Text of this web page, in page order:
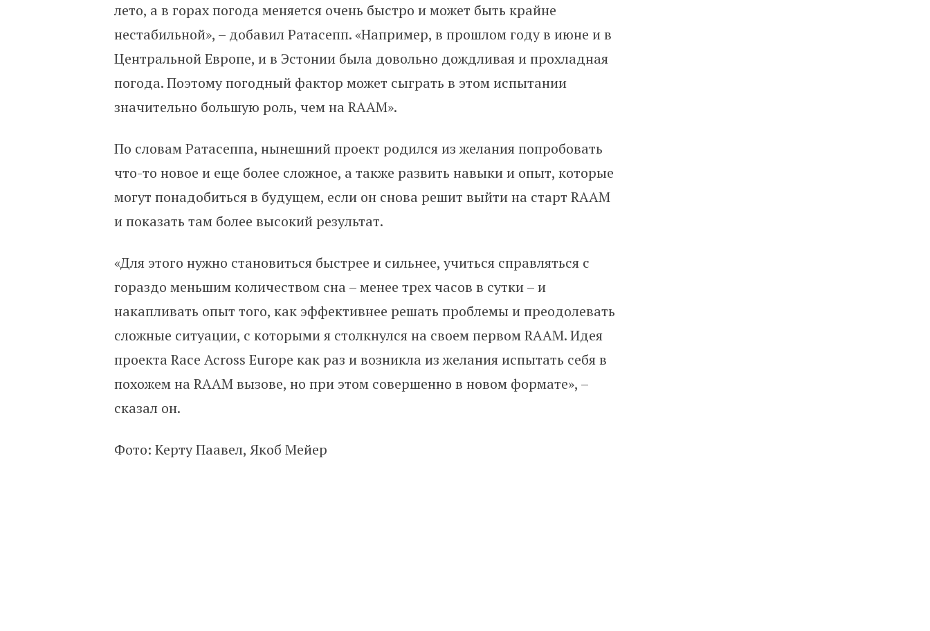
лето, а в горах погода меняется очень быстро и может быть крайне
нестабильной», – добавил Ратасепп. «Например, в прошлом году в июне и в
Центральной Европе, и в Эстонии была довольно дождливая и прохладная
погода. Поэтому погодный фактор может сыграть в этом испытании
значительно большую роль, чем на RAAM».
По словам Ратасеппа, нынешний проект родился из желания попробовать
что-то новое и еще более сложное, а также развить навыки и опыт, которые
могут понадобиться в будущем, если он снова решит выйти на старт RAAM
и показать там более высокий результат.
«Для этого нужно становиться быстрее и сильнее, учиться справляться с
гораздо меньшим количеством сна – менее трех часов в сутки – и
накапливать опыт того, как эффективнее решать проблемы и преодолевать
сложные ситуации, с которыми я столкнулся на своем первом RAAM. Идея
проекта Race Across Europe как раз и возникла из желания испытать себя в
похожем на RAAM вызове, но при этом совершенно в новом формате», –
сказал он.
Фото: Керту Паавел, Якоб Мейер